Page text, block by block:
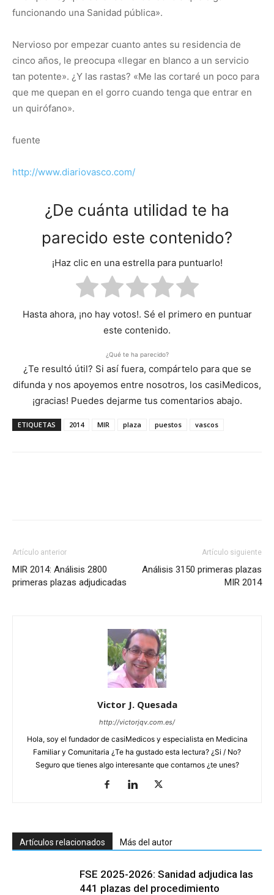
funcionando una Sanidad pública».
Nervioso por empezar cuanto antes su residencia de
cinco años, le preocupa «llegar en blanco a un servicio
tan potente». ¿Y las rastas? «Me las cortaré un poco para
que me quepan en el gorro cuando tenga que entrar en
un quirófano».
fuente
http://www.diariovasco.com/
¿De cuánta utilidad te ha
parecido este contenido?
¡Haz clic en una estrella para puntuarlo!
Hasta ahora, ¡no hay votos!. Sé el primero en puntuar
este contenido.
¿Qué te ha parecido?
¿Te resultó útil? Si así fuera, compártelo para que se
difunda y nos apoyemos entre nosotros, los casiMedicos,
¡gracias! Puedes dejarme tus comentarios abajo.
ETIQUETAS 2014 MIR plaza puestos vascos
Artículo anterior
MIR 2014: Análisis 2800
primeras plazas adjudicadas
Artículo siguiente
Análisis 3150 primeras plazas
‪‎MIR 2014
Victor J. Quesada
http://victorjqv.com.es/
Hola, soy el fundador de casiMedicos y especialista en Medicina
Familiar y Comunitaria ¿Te ha gustado esta lectura? ¿Si / No?
Seguro que tienes algo interesante que contarnos ¿te unes?
Artículos relacionados Más del autor
FSE 2025-2026: Sanidad adjudica las
441 plazas del procedimiento